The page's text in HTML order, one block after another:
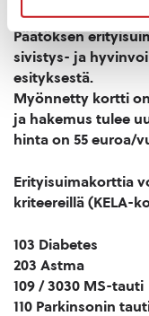
jolla
Päätöksen
sivistys- ja
esityksestä.
Myönnetty kortti
ja hakemus tulee
hinta on 55 euroa/
Erityisuimakorttia
kriteereillä (KELA-
103 Diabetes
203 Astma
109 / 3030 MS-tauti
110 Parkinsonin